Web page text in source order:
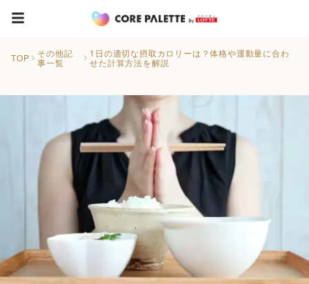
TOP
その他記
事一覧
1日の適切な摂取カロリーは？体格や運動量に合わ
せた計算方法を解説